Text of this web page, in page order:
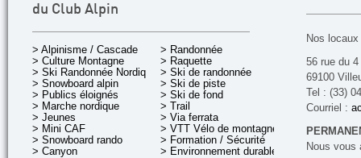
du Club Alpin
> Alpinisme / Cascade
> Culture Montagne
> Ski Randonnée Nordique
> Snowboard alpin
> Publics éloignés
> Marche nordique
> Jeunes
> Mini CAF
> Snowboard rando
> Canyon
> Randonnée
> Raquette
> Ski de randonnée
> Ski de piste
> Ski de fond
> Trail
> Via ferrata
> VTT Vélo de montagne
> Formation / Sécurité
> Environnement durable
Nos
56 rue du
69100
Tel : (33)
Courriel :
Nous vous